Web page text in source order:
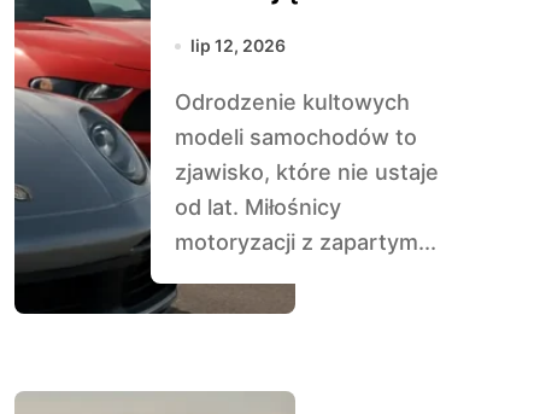
produkcji w
wersji
lip 12, 2026
Odrodzenie kultowych
modeli samochodów to
zjawisko, które nie ustaje
od lat. Miłośnicy
motoryzacji z zapartym...